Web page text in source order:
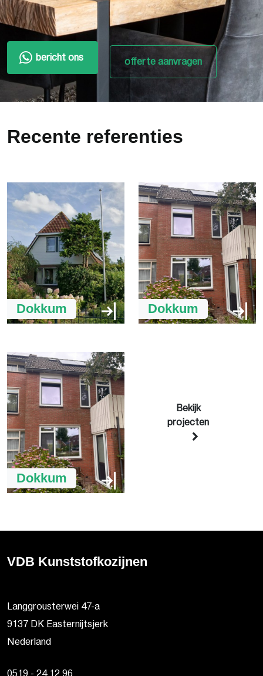
bericht ons offerte aanvragen
Recente referenties
Dokkum Dokkum
Dokkum
Bekijk
projecten
VDB Kunststofkozijnen
Langgrousterwei 47-a
9137 DK Easternijtsjerk
Nederland